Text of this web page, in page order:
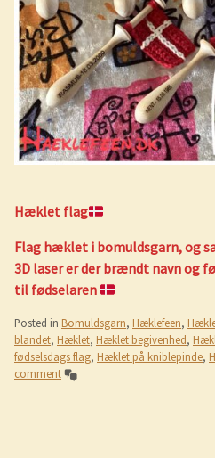
Hæklet flag
Flag hæklet i bomuldsgarn, og
3D laser er der brændt navn og
til fødselaren
Posted in Bomuldsgarn, Hæklefeen,
blandet, Hæklet, Hæklet begivenhed,
fødselsdags flag, Hæklet på kniblepinde,
comment